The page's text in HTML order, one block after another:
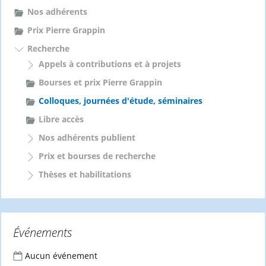
Nos adhérents
Prix Pierre Grappin
Recherche
Appels à contributions et à projets
Bourses et prix Pierre Grappin
Colloques, journées d'étude, séminaires
Libre accès
Nos adhérents publient
Prix et bourses de recherche
Thèses et habilitations
Événements
Aucun événement